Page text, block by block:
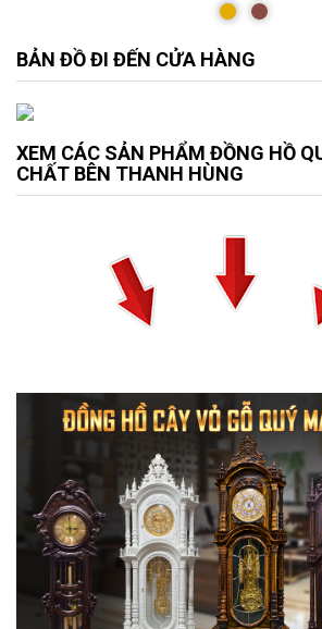
BẢN ĐỒ ĐI ĐẾN CỬA HÀNG
XEM CÁC SẢN PHẨM ĐỒNG HỒ
CHẤT BÊN THANH HÙNG